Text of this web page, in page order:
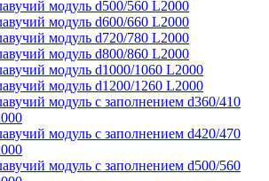
модуль d500/560 L2000
модуль d600/660 L2000
модуль d720/780 L2000
модуль d800/860 L2000
модуль d1000/1060 L2000
модуль d1200/1260 L2000
модуль с заполнением d360/410
модуль с заполнением d420/470
модуль с заполнением d500/560